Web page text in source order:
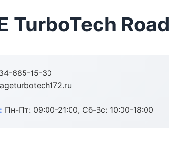
TurboTech Road
685-15-30
Пн-Пт: 09:00-21:00, Сб-Вс: 10:00-18:00